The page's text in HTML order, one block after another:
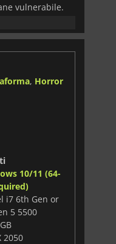
vulnerabile.
ostacoli da
predando
tempo
e una corsa alla
desolata.
pianeta?
, Horror
10/11 (64-
i7 6th Gen or
5 5500
2050